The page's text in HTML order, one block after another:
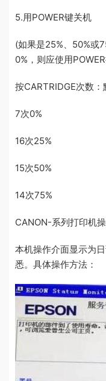
5.用POWER键关机
(如果是25%、50%或
0%，则应使用
按CARTRIDGE次数：
7次0%
16次25%
15次50%
14次75%
CANON-系列打印机
本机操作介面显示为
悉。具体操作方法：